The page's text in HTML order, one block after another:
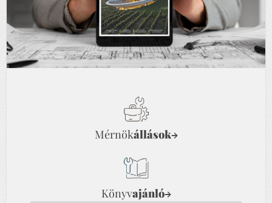
Mérnökállások→
Könyvajánló→